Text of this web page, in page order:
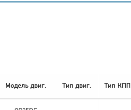
Модель двиг. Тип двиг. Тип КПП